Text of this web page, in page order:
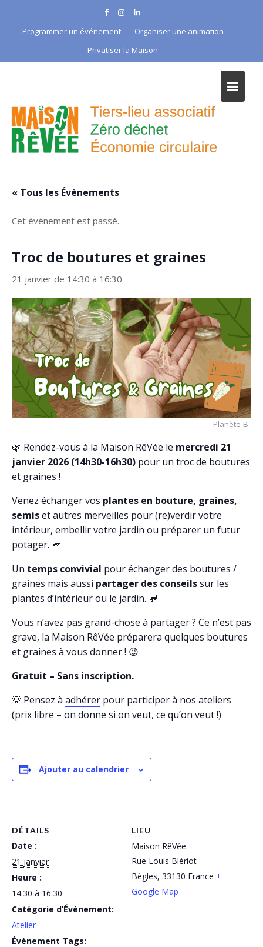
contentProgrammer un événement
Organiser une animation
Privatiser la Maison
« Tous les Évènements
Cet évènement est passé.
Troc de boutures et graines
21 janvier de 14:30 à 16:30
Planète B
🌿 Rendez-vous à la Maison RêVée le mercredi 21
janvier 2026 (14h30-16h30) pour un troc de boutures
et graines !
Venez échanger vos plantes en bouture, graines,
semiset autres merveilles pour (re)verdir votre
intérieur, embellir votre jardin ou préparer un futur
potager. 🥕
Un temps convivial pour échanger des boutures /
graines mais aussi partager des conseilssur les
plantes d’intérieur ou le jardin. 💬
Vous n’avez pas grand-chose à partager ? Ce n’est pas
grave, la Maison RêVée préparera quelques boutures
et graines à vous donner ! 😉
Gratuit – Sans inscription.
💡 Pensez à adhérer pour participer à nos ateliers
(prix libre – on donne si on veut, ce qu’on veut !)
Ajouter au calendrier
DÉTAILS
Date :
21 janvier
Heure :
14:30 à 16:30
Catégorie d’Évènement:
Atelier
Évènement Tags:
LIEU
Maison RêVée
Rue Louis Blériot
Bègles, 33130 France +
Google Map